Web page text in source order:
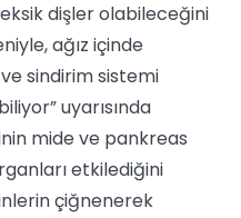
dişler olabileceğini
ağız içinde
sindirim sistemi
uyarısında
mide ve pankreas
etkilediğini
çiğnenerek